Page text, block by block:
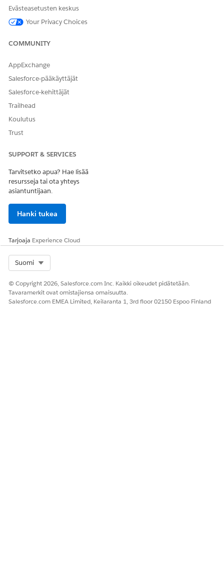
Etsi ja avaa Määritykset-valikosta
ota Financial Account Management -vakio-objektit käyttöön.
Anna palautetta, jotta voimme kehittyä!
Evästeasetusten keskus
Your Privacy Choices
COMMUNITY
AppExchange
Salesforce-pääkäyttäjät
Salesforce-kehittäjät
Trailhead
Koulutus
Trust
SUPPORT & SERVICES
Tarvitsetko apua? Hae lisää
resursseja tai ota yhteys
asiantuntijaan.
Hanki tukea
Tarjoaja Experience Cloud
Suomi
© Copyright 2026, Salesforce.com Inc. Kaikki oikeudet pidätetään.
Tavaramerkit ovat omistajiensa omaisuutta.
Salesforce.com EMEA Limited, Keilaranta 1, 3rd floor 02150 Espoo Finland